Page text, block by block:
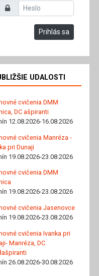
Heslo
Prihlás sa
UDALOSTI
cvičenia DMM
DC ašpiranti
12.08.2026-16.08.2026
cvičenia Manréza -
pri Dunaji
19.08.2026-23.08.2026
cvičenia DMM
19.08.2026-23.08.2026
cvičenia Jasenovce
19.08.2026-23.08.2026
cvičenia Ivanka pri
Manréza, DC
26.08.2026-30.08.2026